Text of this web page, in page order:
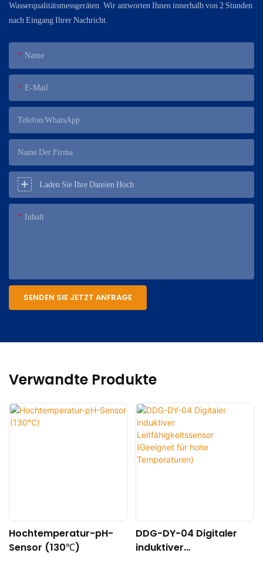
Wasserqualitätsmessgeräten. Wir antworten Ihnen innerhalb von 2 Stunden
nach Eingang Ihrer Nachricht.
Name
E-Mail
Telefon/WhatsApp
Name Der Firma
Laden Sie Ihre Dateien Hoch
Inhalt
SENDEN SIE JETZT ANFRAGE
Verwandte Produkte
Hochtemperatur-pH-
Sensor (130℃)
DDG-DY-04 Digitaler
induktiver